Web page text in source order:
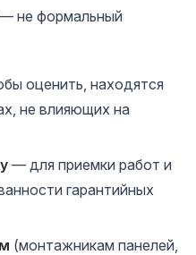
не формальный
оценить, находятся
не влияющих на
— для приемки работ и
гарантийных
(монтажникам панелей,